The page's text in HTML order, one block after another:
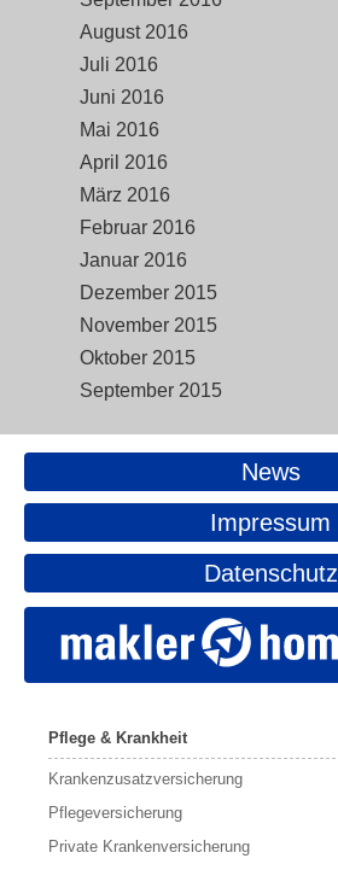
August 2016
Juli 2016
Juni 2016
Mai 2016
April 2016
März 2016
Februar 2016
Januar 2016
Dezember 2015
November 2015
Oktober 2015
September 2015
News
Impressum
Datenschutz
Pflege & Krankheit
Krankenzusatzversicherung
Pflegeversicherung
Private Krankenversicherung